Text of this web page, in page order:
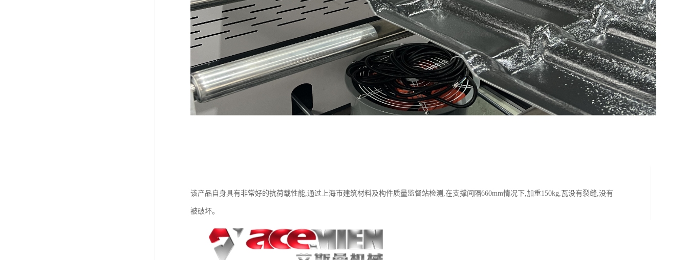
该产品自身具有非常好的抗荷载性能,通过上海市建筑材料及构件质量监督站检测,在支撑间隔660mm情况下,加重150kg,瓦没有裂缝,没有
被破坏。